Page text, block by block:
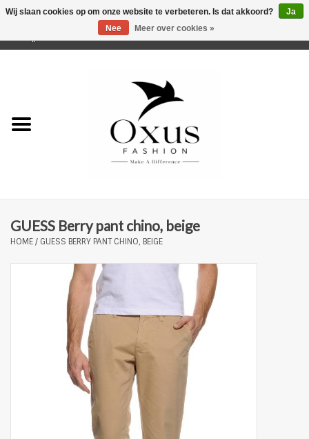
Merken
GUESS Berry pant chino, beige
HOME/ GUESS BERRY PANT CHINO, BEIGE
Wij slaan cookies op om onze website te verbeteren. Is dat akkoord?
Ja
Nee
Meer over cookies »